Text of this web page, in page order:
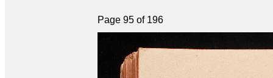
Page 95 of 196